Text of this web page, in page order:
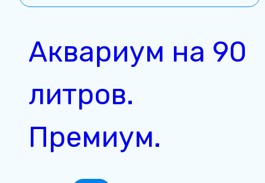
Аквариум на 90
литров.
Премиум.